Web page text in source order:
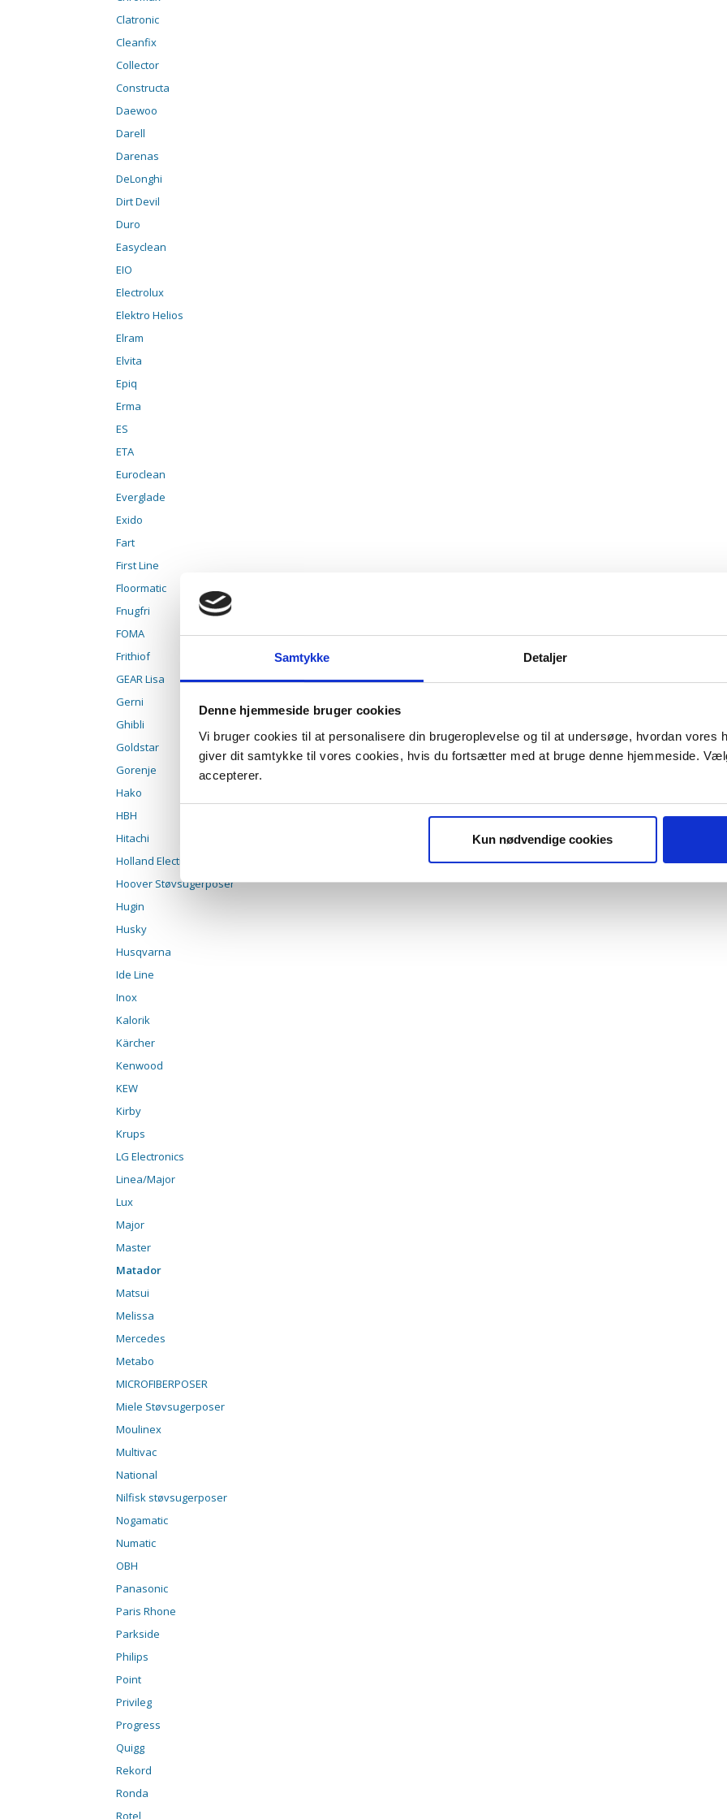
Samtykke Detaljer
Denne hjemmeside bruger cookies
Vi bruger cookies til at personalisere din brugeroplevelse og til at undersøge, hvordan vores
giver dit samtykke til vores cookies, hvis du fortsætter med at bruge denne hjemmeside.
accepterer.
Kun nødvendige cookies
Clatronic
Cleanfix
Collector
Constructa
Daewoo
Darell
Darenas
DeLonghi
Dirt Devil
Duro
Easyclean
EIO
Electrolux
Elektro Helios
Elram
Elvita
Epiq
Erma
ES
ETA
Euroclean
Everglade
Exido
Fart
First Line
Floormatic
Fnugfri
FOMA
Frithiof
GEAR Lisa
Gerni
Ghibli
Goldstar
Gorenje
Hako
HBH
Hitachi
Holland Electro
Hoover Støvsugerposer
Hugin
Husky
Husqvarna
Ide Line
Inox
Kalorik
Kärcher
Kenwood
KEW
Kirby
Krups
LG Electronics
Linea/Major
Lux
Major
Master
Matador
Matsui
Melissa
Mercedes
Metabo
MICROFIBERPOSER
Miele Støvsugerposer
Moulinex
Multivac
National
Nilfisk støvsugerposer
Nogamatic
Numatic
OBH
Panasonic
Paris Rhone
Parkside
Philips
Point
Privileg
Progress
Quigg
Rekord
Ronda
Rotel